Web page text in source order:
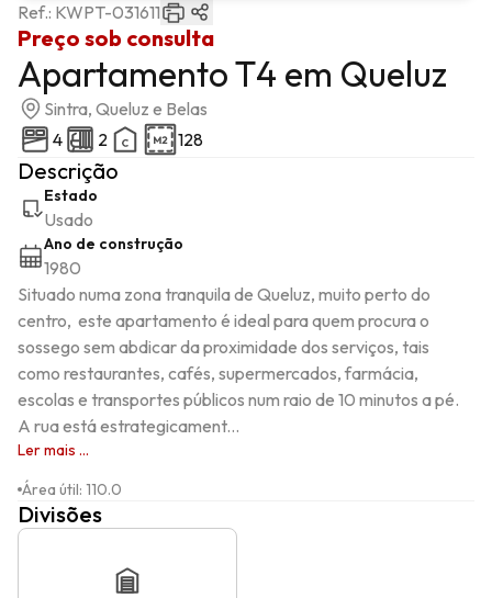
Preço sob consulta
Ref.: KWPT-031611
Apartamento T4 em Queluz
Sintra, Queluz e Belas
4
2 128
Descrição
Estado
Usado
Ano de construção
1980
Situado numa zona tranquila de Queluz, muito perto do
centro,  este apartamento é ideal para quem procura o
sossego sem abdicar da proximidade dos serviços, tais
como restaurantes, cafés, supermercados, farmácia,
escolas e transportes públicos num raio de 10 minutos a pé.
A rua está estrategicament...
Ler mais ...
Área útil: 110.0
Divisões